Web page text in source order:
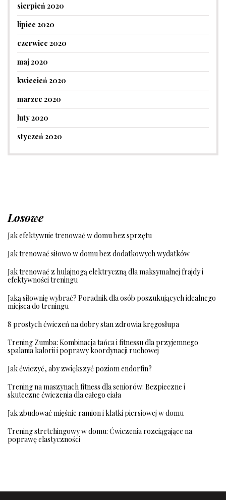
sierpień 2020
lipiec 2020
czerwiec 2020
maj 2020
kwiecień 2020
marzec 2020
luty 2020
styczeń 2020
Losowe
Jak efektywnie trenować w domu bez sprzętu
Jak trenować siłowo w domu bez dodatkowych wydatków
Jak trenować z hulajnogą elektryczną dla maksymalnej frajdy i
efektywności treningu
Jaką siłownię wybrać? Poradnik dla osób poszukujących idealnego
miejsca do treningu
8 prostych ćwiczeń na dobry stan zdrowia kręgosłupa
Trening Zumba: Kombinacja tańca i fitnessu dla przyjemnego
spalania kalorii i poprawy koordynacji ruchowej
Jak ćwiczyć, aby zwiększyć poziom endorfin?
Trening na maszynach fitness dla seniorów: Bezpieczne i
skuteczne ćwiczenia dla całego ciała
Jak zbudować mięśnie ramion i klatki piersiowej w domu
Trening stretchingowy w domu: Ćwiczenia rozciągające na
poprawę elastyczności